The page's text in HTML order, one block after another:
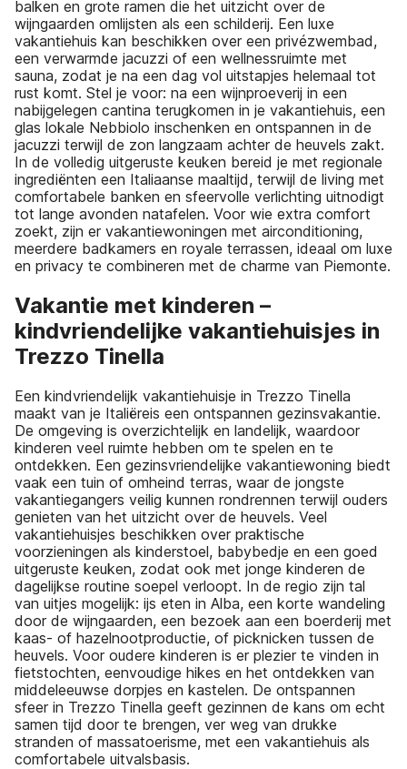
balken en grote ramen die het uitzicht over de
wijngaarden omlijsten als een schilderij. Een luxe
vakantiehuis kan beschikken over een privézwembad,
een verwarmde jacuzzi of een wellnessruimte met
sauna, zodat je na een dag vol uitstapjes helemaal tot
rust komt. Stel je voor: na een wijnproeverij in een
nabijgelegen cantina terugkomen in je vakantiehuis, een
glas lokale Nebbiolo inschenken en ontspannen in de
jacuzzi terwijl de zon langzaam achter de heuvels zakt.
In de volledig uitgeruste keuken bereid je met regionale
ingrediënten een Italiaanse maaltijd, terwijl de living met
comfortabele banken en sfeervolle verlichting uitnodigt
tot lange avonden natafelen. Voor wie extra comfort
zoekt, zijn er vakantiewoningen met airconditioning,
meerdere badkamers en royale terrassen, ideaal om luxe
en privacy te combineren met de charme van Piemonte.
Vakantie met kinderen –
kindvriendelijke vakantiehuisjes in
Trezzo Tinella
Een kindvriendelijk vakantiehuisje in Trezzo Tinella
maakt van je Italiëreis een ontspannen gezinsvakantie.
De omgeving is overzichtelijk en landelijk, waardoor
kinderen veel ruimte hebben om te spelen en te
ontdekken. Een gezinsvriendelijke vakantiewoning biedt
vaak een tuin of omheind terras, waar de jongste
vakantiegangers veilig kunnen rondrennen terwijl ouders
genieten van het uitzicht over de heuvels. Veel
vakantiehuisjes beschikken over praktische
voorzieningen als kinderstoel, babybedje en een goed
uitgeruste keuken, zodat ook met jonge kinderen de
dagelijkse routine soepel verloopt. In de regio zijn tal
van uitjes mogelijk: ijs eten in Alba, een korte wandeling
door de wijngaarden, een bezoek aan een boerderij met
kaas- of hazelnootproductie, of picknicken tussen de
heuvels. Voor oudere kinderen is er plezier te vinden in
fietstochten, eenvoudige hikes en het ontdekken van
middeleeuwse dorpjes en kastelen. De ontspannen
sfeer in Trezzo Tinella geeft gezinnen de kans om echt
samen tijd door te brengen, ver weg van drukke
stranden of massatoerisme, met een vakantiehuis als
comfortabele uitvalsbasis.